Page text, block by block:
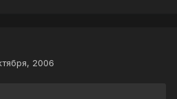
2006